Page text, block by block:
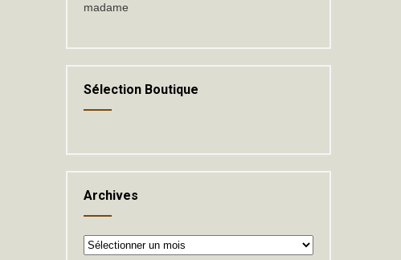
madame
Sélection Boutique
Archives
Archives